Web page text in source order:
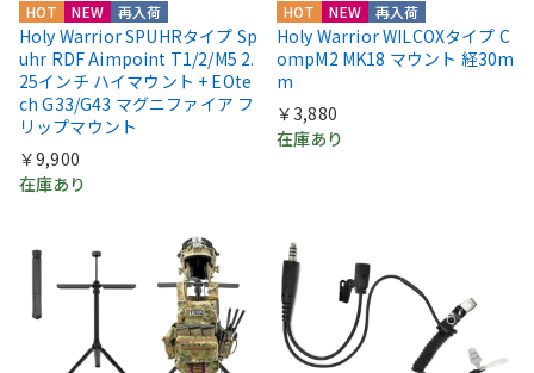
HOT NEW 再入荷
Holy Warrior SPUHRタイプ Sp
uhr RDF Aimpoint T1/2/M5 2.
25インチ ハイマウント + EOte
ch G33/G43 マグニファイア フ
リップマウント
￥9,900
在庫あり
HOT NEW 再入荷
Holy Warrior WILCOXタイプ C
ompM2 MK18 マウント 経30m
m
￥3,880
在庫あり